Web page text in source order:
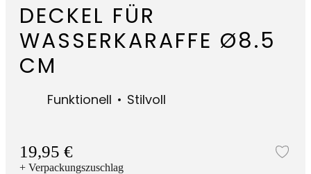
DECKEL FÜR
WASSERKARAFFE Ø8.5
CM
Funktionell Stilvoll
19,95 €
+ Verpackungszuschlag